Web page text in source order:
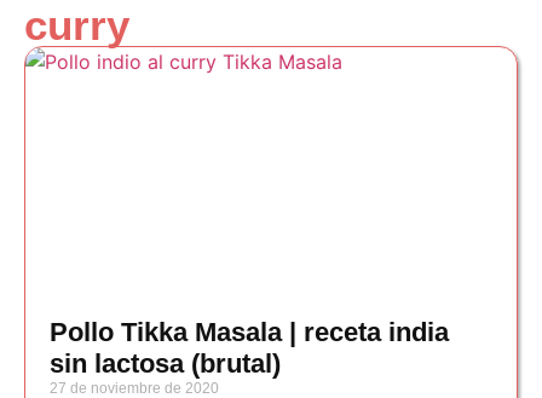
curry
Pollo Tikka Masala | receta india
sin lactosa (brutal)
27 de noviembre de 2020